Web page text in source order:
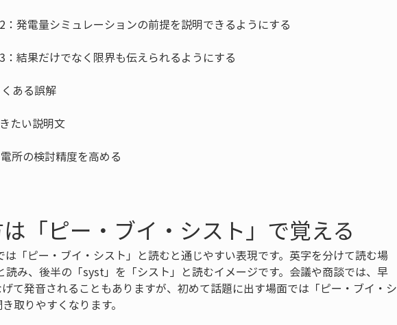
「ピー・ブイ・シスト」で覚える
「ピー・ブイ・シスト」と読むと通じやすい表現です。英字を分けて読む場
読み、後半の「syst」を「シスト」と読むイメージです。会議や商談では、早
て発音されることもありますが、初めて話題に出す場面では「ピー・ブイ・シ
取りやすくなります。